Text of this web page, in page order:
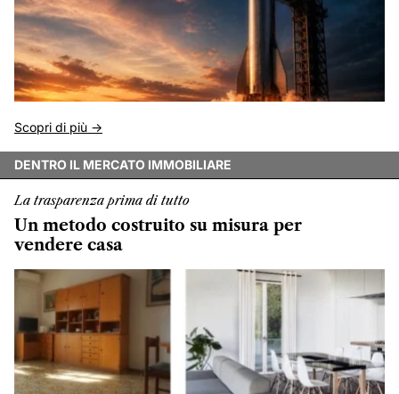
Scopri di più ->
DENTRO IL MERCATO IMMOBILIARE
La trasparenza prima di tutto
Un metodo costruito su misura per
vendere casa